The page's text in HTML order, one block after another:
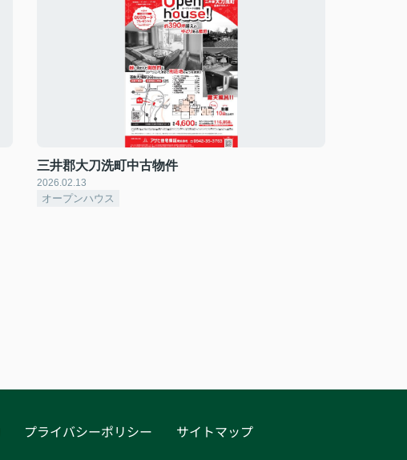
三井郡大刀洗町中古物件
2026.02.13
オープンハウス
プライバシーポリシー サイトマップ